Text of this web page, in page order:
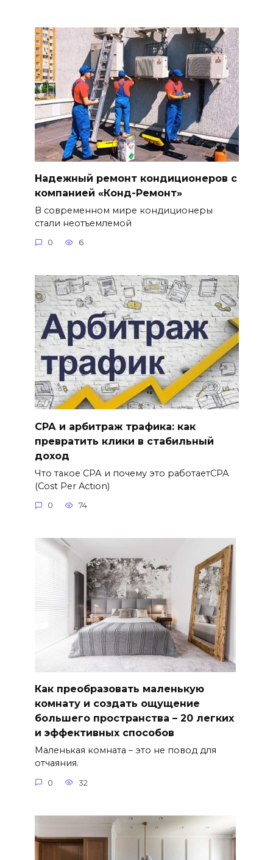
Надежный ремонт кондиционеров с
компанией «Конд-Ремонт»
В современном мире кондиционеры
стали неотъемлемой
0 6
СРА и арбитраж трафика: как
превратить клики в стабильный
доход
Что такое СРА и почему это работаетСРА
(Cost Per Action)
0 74
Как преобразовать маленькую
комнату и создать ощущение
большего пространства – 20 легких
и эффективных способов
Маленькая комната – это не повод для
отчаяния.
0 32